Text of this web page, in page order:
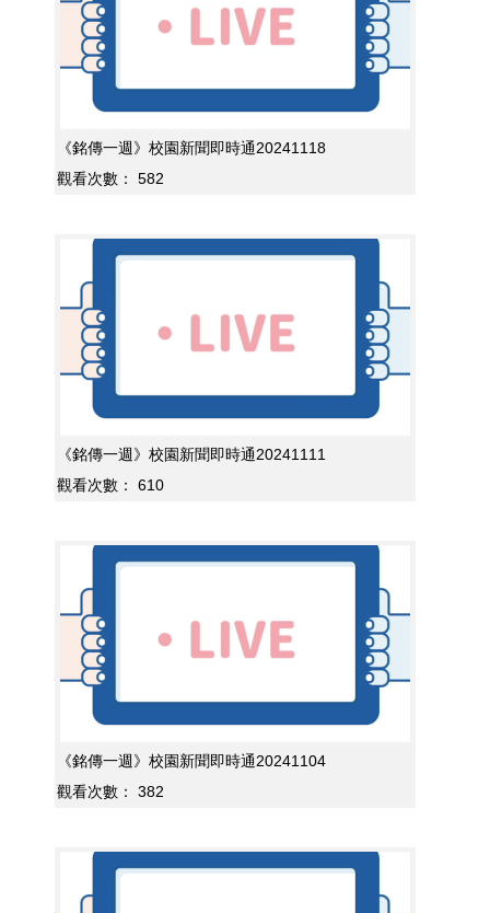
《銘傳一週》校園新聞即時通20241118
觀看次數：
582
《銘傳一週》校園新聞即時通20241111
觀看次數：
610
《銘傳一週》校園新聞即時通20241104
觀看次數：
382